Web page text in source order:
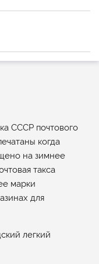
СССР почтового
когда
на зимнее
такса
марки
для
легкий